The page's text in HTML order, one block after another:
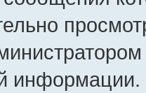
информации.